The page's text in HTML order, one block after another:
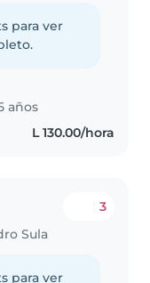
para ver
años
L 130.00/hora
Sula
3
para ver